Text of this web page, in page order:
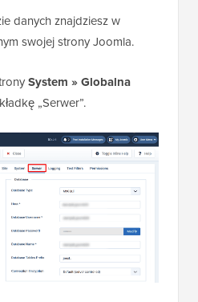
danych znajdziesz w
swojej strony Joomla.
System » Globalna
„Serwer”.